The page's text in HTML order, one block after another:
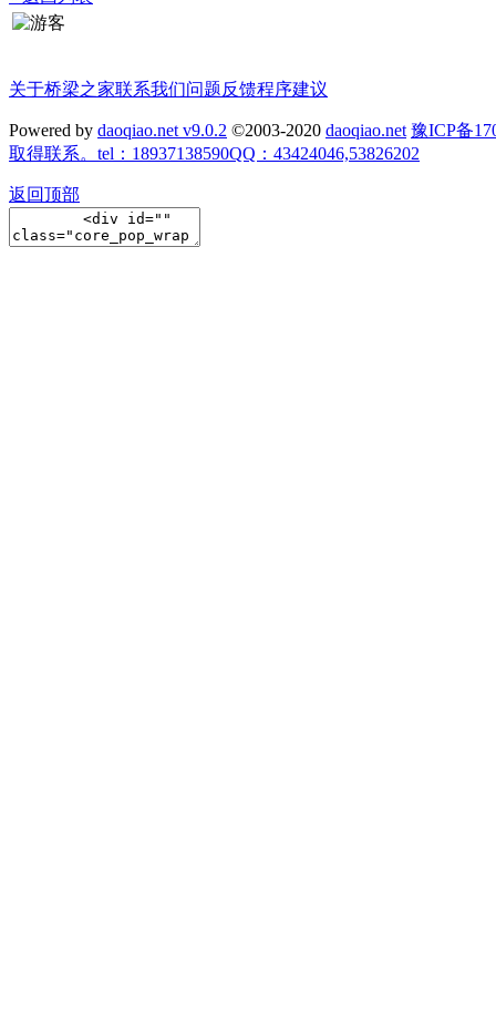
关于桥梁之家联系我们问题反馈程序建议
Powered by daoqiao.net v9.0.2 ©2003-2020 daoqiao.net 豫ICP备
取得联系。tel：18937138590QQ：43424046,53826202
返回顶部